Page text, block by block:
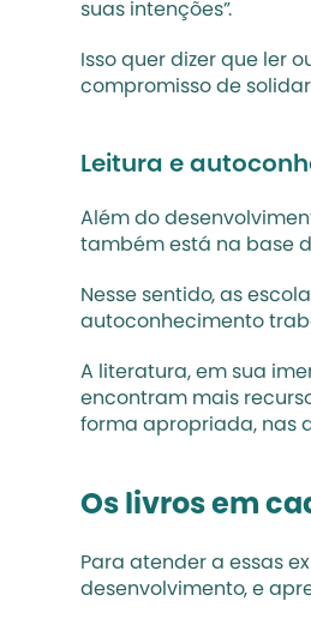
suas intenções”.
Isso quer dizer que ler
compromisso de
Leitura e
Além do
também está na base
Nesse sentido, as
autoconhecimento
A literatura, em sua
encontram mais
forma apropriada, nas
Os livros em
Para atender a essas
desenvolvimento, e